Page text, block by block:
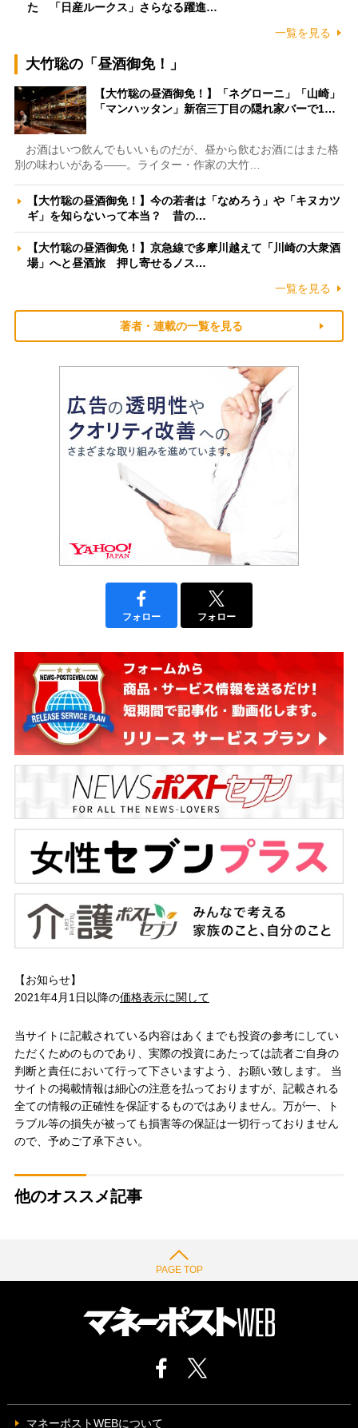
た 「日産ルークス」さらなる躍進…
一覧を見る
大竹聡の「昼酒御免！」
【大竹聡の昼酒御免！】「ネグローニ」「山崎」
「マンハッタン」新宿三丁目の隠れ家バーで1…
お酒はいつ飲んでもいいものだが、昼から飲むお酒にはまた格
別の味わいがある――。ライター・作家の大竹…
【大竹聡の昼酒御免！】今の若者は「なめろう」や「キヌカツ
ギ」を知らないって本当？ 昔の…
【大竹聡の昼酒御免！】京急線で多摩川越えて「川崎の大衆酒
場」へと昼酒旅 押し寄せるノス…
一覧を見る
著者・連載の一覧を見る
フォロー フォロー
【お知らせ】
2021年4月1日以降の価格表示に関して
当サイトに記載されている内容はあくまでも投資の参考にしてい
ただくためのものであり、実際の投資にあたっては読者ご自身の
判断と責任において行って下さいますよう、お願い致します。 当
サイトの掲載情報は細心の注意を払っておりますが、記載される
全ての情報の正確性を保証するものではありません。万が一、ト
ラブル等の損失が被っても損害等の保証は一切行っておりません
ので、予めご了承下さい。
他のオススメ記事
PAGE TOP
マネーポストWEBについて